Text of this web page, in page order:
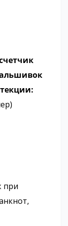
при